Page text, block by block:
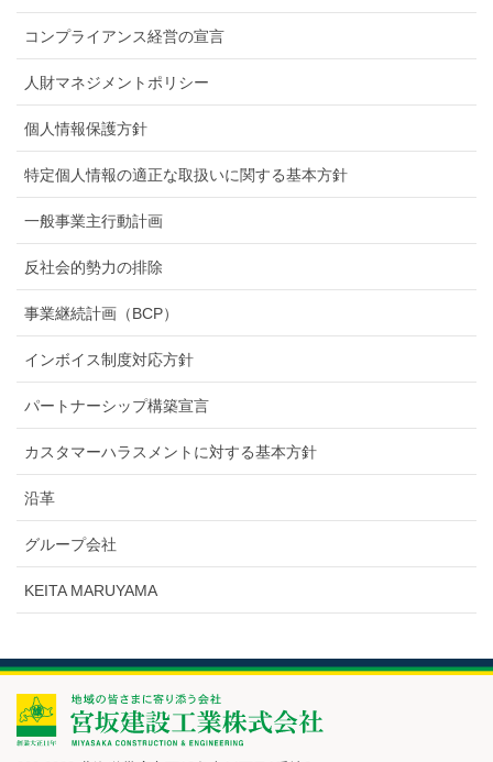
コンプライアンス経営の宣言
人財マネジメントポリシー
個人情報保護方針
特定個人情報の適正な取扱いに関する基本方針
一般事業主行動計画
反社会的勢力の排除
事業継続計画（BCP）
インボイス制度対応方針
パートナーシップ構築宣言
カスタマーハラスメントに対する基本方針
沿革
グループ会社
KEITA MARUYAMA